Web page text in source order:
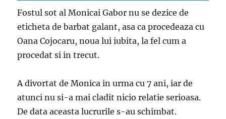
Fostul sot al Monicai Gabor nu se dezice de
eticheta de barbat galant, asa ca procedeaza cu
Oana Cojocaru, noua lui iubita, la fel cum a
procedat si in trecut.
A divortat de Monica in urma cu 7 ani, iar de
atunci nu si-a mai cladit nicio relatie serioasa.
De data aceasta lucrurile s-au schimbat.